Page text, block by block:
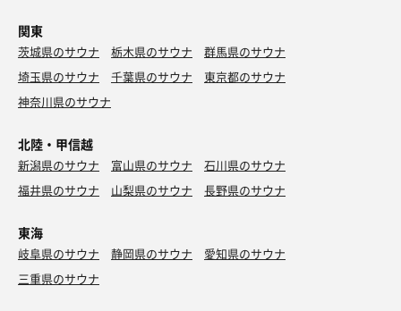
関東
茨城県のサウナ 栃木県のサウナ
群馬県のサウナ
埼玉県のサウナ
千葉県のサウナ
東京都のサウナ
神奈川県のサウナ
北陸・甲信越
新潟県のサウナ 富山県のサウナ
石川県のサウナ
福井県のサウナ
山梨県のサウナ 長野県のサウナ
東海
岐阜県のサウナ 静岡県のサウナ
愛知県のサウナ
三重県のサウナ